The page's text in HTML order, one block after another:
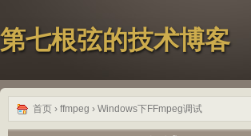
第七根弦的技术博客
首页 › ffmpeg › Windows下FFmpeg调试